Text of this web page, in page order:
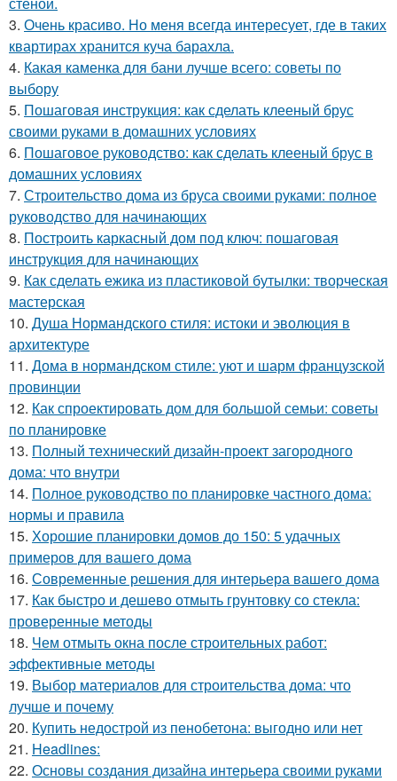
3. Очень красиво. Но меня всегда интересует, где в таких
квартирах хранится куча барахла.
4. Какая каменка для бани лучше всего: советы по
выбору
5. Пошаговая инструкция: как сделать клееный брус
своими руками в домашних условиях
6. Пошаговое руководство: как сделать клееный брус в
домашних условиях
7. Строительство дома из бруса своими руками: полное
руководство для начинающих
8. Построить каркасный дом под ключ: пошаговая
инструкция для начинающих
9. Как сделать ежика из пластиковой бутылки: творческая
мастерская
10. Душа Нормандского стиля: истоки и эволюция в
архитектуре
11. Дома в нормандском стиле: уют и шарм французской
провинции
12. Как спроектировать дом для большой семьи: советы
по планировке
13. Полный технический дизайн-проект загородного
дома: что внутри
14. Полное руководство по планировке частного дома:
нормы и правила
15. Хорошие планировки домов до 150: 5 удачных
примеров для вашего дома
16. Современные решения для интерьера вашего дома
17. Как быстро и дешево отмыть грунтовку со стекла:
проверенные методы
18. Чем отмыть окна после строительных работ:
эффективные методы
19. Выбор материалов для строительства дома: что
лучше и почему
20. Купить недострой из пенобетона: выгодно или нет
21. Headlines:
22. Основы создания дизайна интерьера своими руками